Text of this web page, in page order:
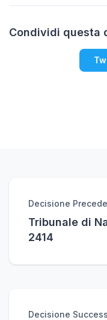
Condividi questa
Decisione
Tribunale di
2414
Decisione